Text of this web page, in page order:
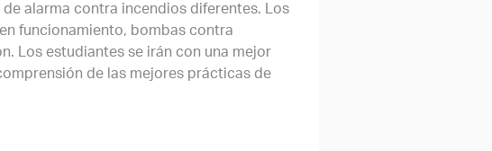
alarma contra incendios diferentes. Los
funcionamiento, bombas contra
Los estudiantes se irán con una mejor
de las mejores prácticas de